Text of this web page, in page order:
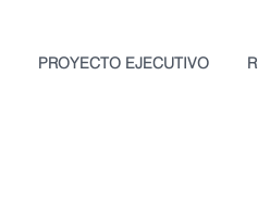
PROYECTO EJECUTIVO